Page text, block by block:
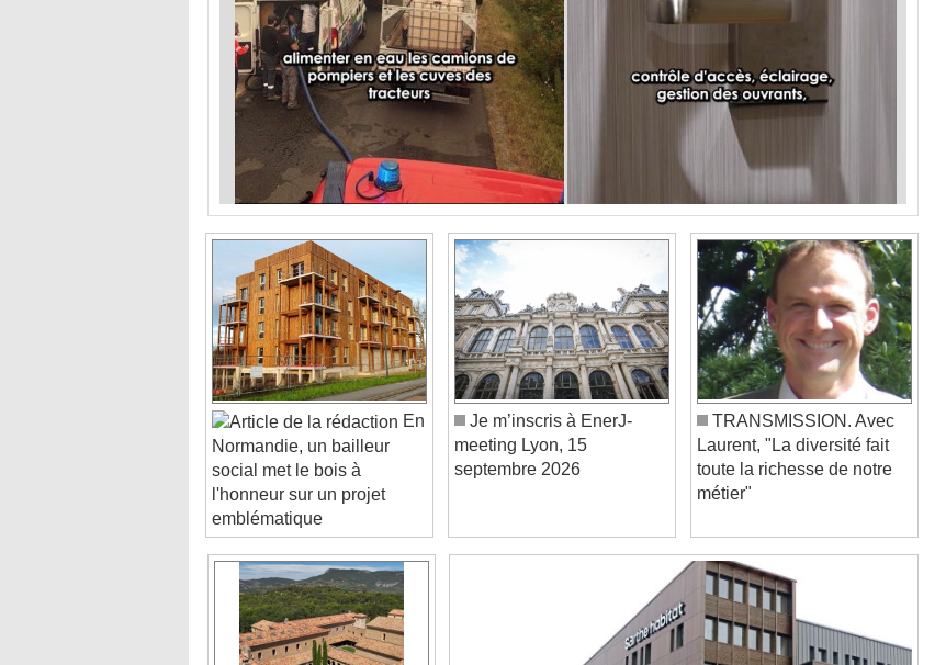
En
Normandie, un bailleur
social met le bois à
l'honneur sur un projet
emblématique
Je m’inscris à EnerJ-
meeting Lyon, 15
septembre 2026
TRANSMISSION. Avec
Laurent, "La diversité fait
toute la richesse de notre
métier"